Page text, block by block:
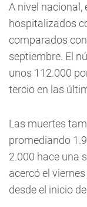
A nivel nacional,
hospitalizados
comparados
septiembre. El
unos 112.000
tercio en las
Las muertes
promediando
2.000 hace una
acercó el
desde el inicio